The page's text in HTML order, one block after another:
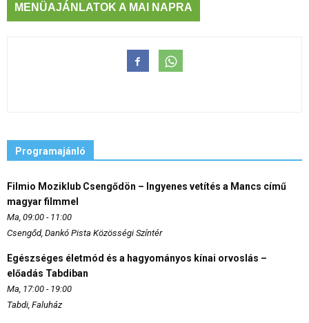
MENÜAJÁNLATOK A MAI NAPRA
Programajánló
Filmio Moziklub Csengődön – Ingyenes vetítés a Mancs című
magyar filmmel
Ma, 09:00 - 11:00
Csengőd, Dankó Pista Közösségi Színtér
Egészséges életmód és a hagyományos kínai orvoslás –
előadás Tabdiban
Ma, 17:00 - 19:00
Tabdi, Faluház